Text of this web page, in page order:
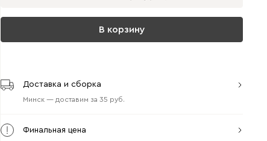
В корзину
Доставка и сборка
Минск — доставим за35
Финальная цена